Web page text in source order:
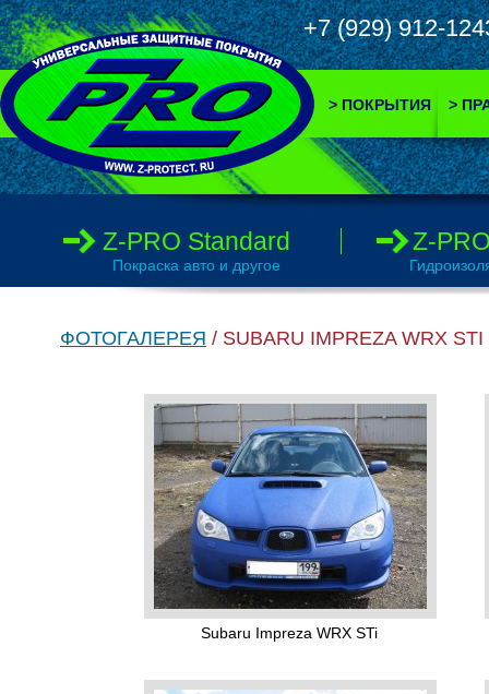
+7 (929) 912-
> ПОКРЫТИЯ >
Z-PRO Standard
Покраска авто и другое
Z-
ФОТОГАЛЕРЕЯ / SUBARU IMPREZA WRX STI
Subaru Impreza WRX STi